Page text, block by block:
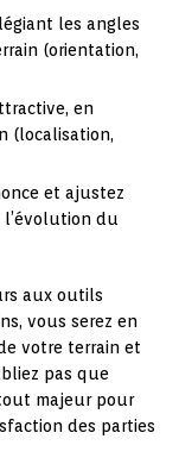
les angles
(orientation,
en
(localisation,
et ajustez
du
aux outils
vous serez en
votre terrain et
pas que
majeur pour
des parties